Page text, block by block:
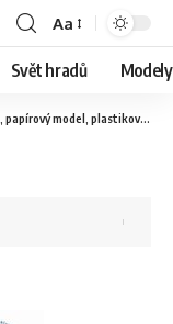
Aa
Svět hradů
papírový model plastikové modely